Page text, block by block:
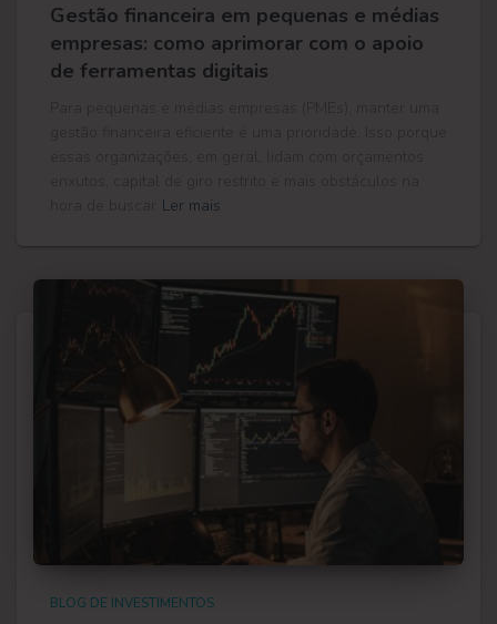
Gestão financeira em pequenas e médias
empresas: como aprimorar com o apoio
de ferramentas digitais
Ler mais
BLOG DE INVESTIMENTOS